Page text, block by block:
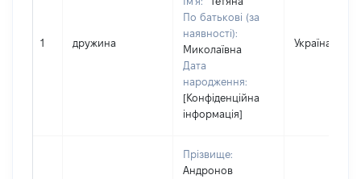
1 дружина
По батькові (за
наявності):
Миколаївна
Дата
народження:
[Конфіденційна
інформація]
Україна
Прізвище:
Андронов